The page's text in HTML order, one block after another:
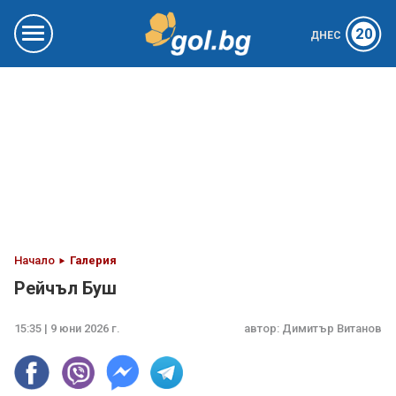
ДНЕС 20
Начало Галерия
Рейчъл Буш
15:35 | 9 юни 2026 г. автор: Димитър Витанов